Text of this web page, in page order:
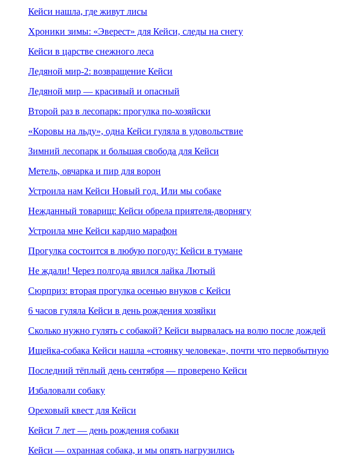
Кейси нашла, где живут лисы
Хроники зимы: «Эверест» для Кейси, следы на снегу
Кейси в царстве снежного леса
Ледяной мир-2: возвращение Кейси
Ледяной мир — красивый и опасный
Второй раз в лесопарк: прогулка по-хозяйски
«Коровы на льду», одна Кейси гуляла в удовольствие
Зимний лесопарк и большая свобода для Кейси
Метель, овчарка и пир для ворон
Устроила нам Кейси Новый год. Или мы собаке
Нежданный товарищ: Кейси обрела приятеля-дворнягу
Устроила мне Кейси кардио марафон
Прогулка состоится в любую погоду: Кейси в тумане
Не ждали! Через полгода явился лайка Лютый
Сюрприз: вторая прогулка осенью внуков с Кейси
6 часов гуляла Кейси в день рождения хозяйки
Сколько нужно гулять с собакой? Кейси вырвалась на волю после дождей
Ищейка-собака Кейси нашла «стоянку человека», почти что первобытную
Последний тёплый день сентября — проверено Кейси
Избаловали собаку
Ореховый квест для Кейси
Кейси 7 лет — день рождения собаки
Кейси — охранная собака, и мы опять нагрузились